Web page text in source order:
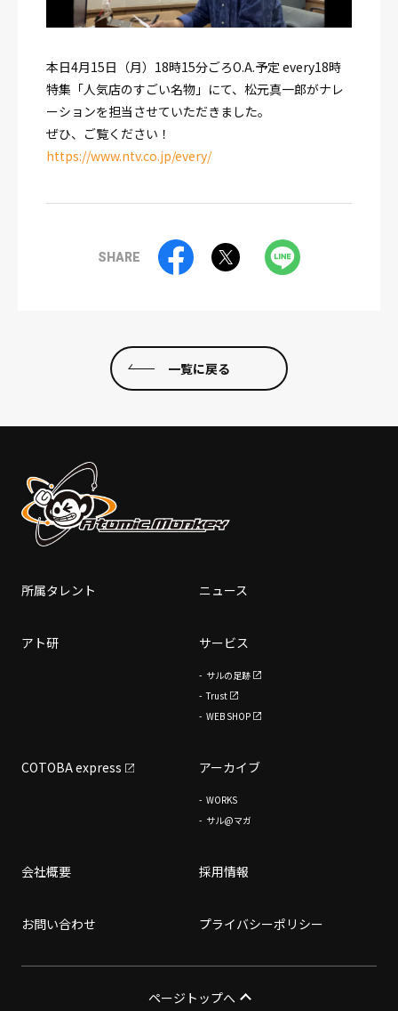
本日4月15日（月）18時15分ごろO.A.予定 every18時
特集「人気店のすごい名物」にて、松元真一郎がナレ
ーションを担当させていただきました。
ぜひ、ご覧ください！
https://www.ntv.co.jp/every/
SHARE
一覧に戻る
所属タレント ニュース
アト研 サービス
サルの足跡
Trust
WEB SHOP
COTOBA express アーカイブ
WORKS
サル@マガ
会社概要 採用情報
お問い合わせ プライバシーポリシー
ページトップへ